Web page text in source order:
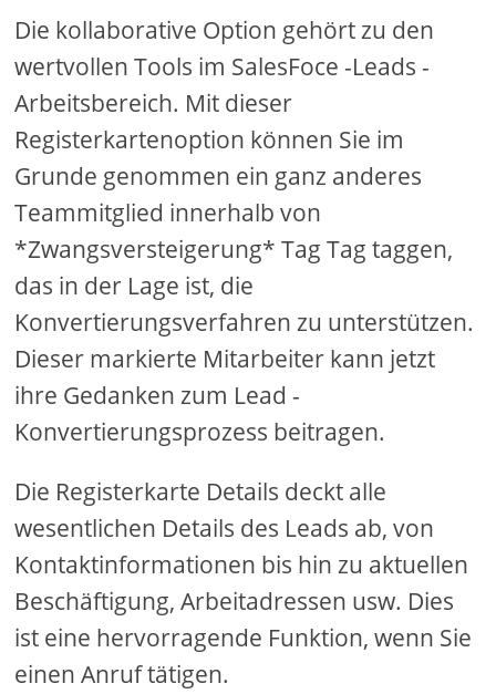
Die kollaborative Option gehört zu den
wertvollen Tools im SalesFoce -Leads -
Arbeitsbereich. Mit dieser
Registerkartenoption können Sie im
Grunde genommen ein ganz anderes
Teammitglied innerhalb von
*Zwangsversteigerung* Tag Tag taggen,
das in der Lage ist, die
Konvertierungsverfahren zu unterstützen.
Dieser markierte Mitarbeiter kann jetzt
ihre Gedanken zum Lead -
Konvertierungsprozess beitragen.
Die Registerkarte Details deckt alle
wesentlichen Details des Leads ab, von
Kontaktinformationen bis hin zu aktuellen
Beschäftigung, Arbeitadressen usw. Dies
ist eine hervorragende Funktion, wenn Sie
einen Anruf tätigen.